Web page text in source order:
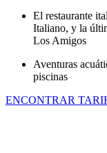
El restaurante
Italiano, y la
Los Amigos
Aventuras
piscinas
ENCONTRAR